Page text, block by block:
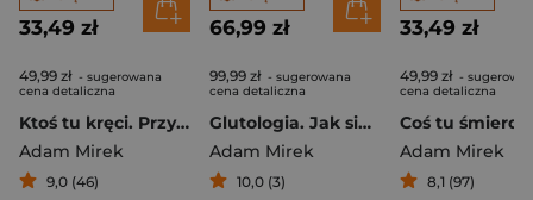
33,49 zł
49,99 zł - sugerowana
cena detaliczna
Ktoś tu kręci. Przygoda naukowo-detektywistyczna
Adam Mirek
9,0 (46)
66,99 zł
99,99 zł - sugerowana
cena detaliczna
Glutologia. Jak się nie dać mikropaskudom, wstrętnym robalom i podstępnym chorobom. Wydanie superkolorowe [barwione brzegi]
Adam Mirek
10,0 (3)
33,49 zł
49,99 zł -
cena detaliczna
Adam Mirek
8,1 (97)